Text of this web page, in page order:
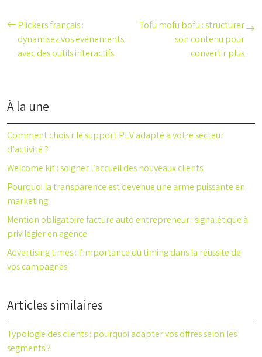
Plickers français :
dynamisez vos événements
avec des outils interactifs
Tofu mofu bofu : structurer
son contenu pour
convertir plus
À la une
Comment choisir le support PLV adapté à votre secteur
d’activité ?
Welcome kit : soigner l’accueil des nouveaux clients
Pourquoi la transparence est devenue une arme puissante en
marketing
Mention obligatoire facture auto entrepreneur : signalétique à
privilégier en agence
Advertising times : l’importance du timing dans la réussite de
vos campagnes
Articles similaires
Typologie des clients : pourquoi adapter vos offres selon les
segments ?